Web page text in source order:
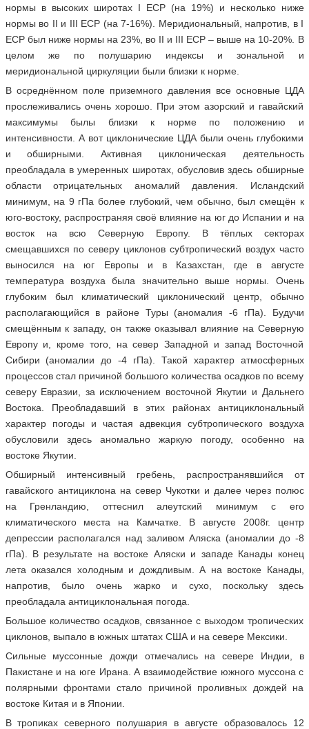
нормы в высоких широтах I ЕСР (на 19%) и несколько ниже
нормы во II и III ЕСР (на 7-16%). Меридиональный, напротив, в I
ЕСР был ниже нормы на 23%, во II и III ЕСР – выше на 10-20%. В
целом же по полушарию индексы и зональной и
меридиональной циркуляции были близки к норме.
В осреднённом поле приземного давления все основные ЦДА
прослеживались очень хорошо. При этом азорский и гавайский
максимумы былы близки к норме по положению и
интенсивности. А вот циклонические ЦДА были очень глубокими
и обширными. Активная циклоническая деятельность
преобладала в умеренных широтах, обусловив здесь обширные
области отрицательных аномалий давления. Исландский
минимум, на 9 гПа более глубокий, чем обычно, был смещён к
юго-востоку, распространяя своё влияние на юг до Испании и на
восток на всю Северную Европу. В тёплых секторах
смещавшихся по северу циклонов субтропический воздух часто
выносился на юг Европы и в Казахстан, где в августе
температура воздуха была значительно выше нормы. Очень
глубоким был климатический циклонический центр, обычно
располагающийся в районе Туры (аномалия -6 гПа). Будучи
смещённым к западу, он также оказывал влияние на Северную
Европу и, кроме того, на север Западной и запад Восточной
Сибири (аномалии до -4 гПа). Такой характер атмосферных
процессов стал причиной большого количества осадков по всему
северу Евразии, за исключением восточной Якутии и Дальнего
Востока. Преобладавший в этих районах антициклональный
характер погоды и частая адвекция субтропического воздуха
обусловили здесь аномально жаркую погоду, особенно на
востоке Якутии.
Обширный интенсивный гребень, распространявшийся от
гавайского антициклона на север Чукотки и далее через полюс
на Гренландию, оттеснил алеутский минимум с его
климатического места на Камчатке. В августе 2008г. центр
депрессии располагался над заливом Аляска (аномалии до -8
гПа). В результате на востоке Аляски и западе Канады конец
лета оказался холодным и дождливым. А на востоке Канады,
напротив, было очень жарко и сухо, поскольку здесь
преобладала антициклональная погода.
Большое количество осадков, связанное с выходом тропических
циклонов, выпало в южных штатах США и на севере Мексики.
Сильные муссонные дожди отмечались на севере Индии, в
Пакистане и на юге Ирана. А взаимодействие южного муссона с
полярными фронтами стало причиной проливных дождей на
востоке Китая и в Японии.
В тропиках северного полушария в августе образовалось 12